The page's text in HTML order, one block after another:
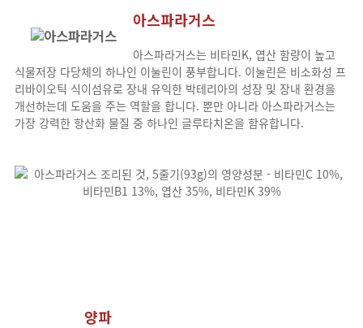
아스파라거스
아스파라거스는 비타민K, 엽산 함량이 높고
식물저장 다당체의 하나인 이눌린이 풍부합니다. 이눌린은 비소화성 프
리바이오틱 식이섬유로 장내 유익한 박테리아의 성장 및 장내 환경을
개선하는데 도움을 주는 역할을 합니다. 뿐만 아니라 아스파라거스는
가장 강력한 항산화 물질 중 하나인 글루타치온을 함유합니다.
양파